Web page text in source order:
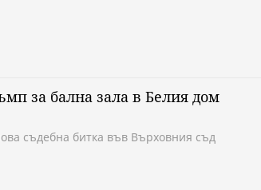
за бална зала в Белия дом
съдебна битка във Върховния съд